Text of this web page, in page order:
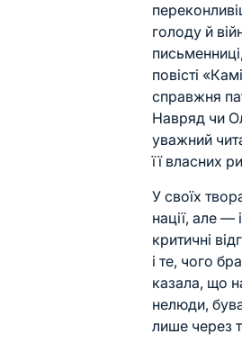
голоду й
повісті «
справжня
Навряд чи
уважний
її власних
У своїх
нації, але —
критичні
і те, чого
казала, що
нелюди,
лише через